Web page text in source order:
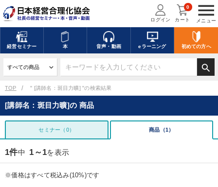
menu
メニュー
ログイン カート
0
経営セミナー 本 音声・動画 eラーニング 初めての方へ
search
TOP " [講師名：斑目力曠] "の検索結果
[講師名：斑目力曠]の 商品
セミナー（0） 商品（1）
1件中 1～1を表示
※価格はすべて税込み(10%)です